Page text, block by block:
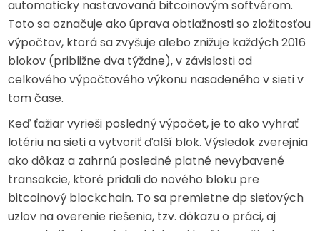
automaticky nastavovaná bitcoinovým softvérom.
Toto sa označuje ako úprava obtiažnosti so zložitosťou
výpočtov, ktorá sa zvyšuje alebo znižuje každých 2016
blokov (približne dva týždne), v závislosti od
celkového výpočtového výkonu nasadeného v sieti v
tom čase.
Keď ťažiar vyrieši posledný výpočet, je to ako vyhrať
lotériu na sieti a vytvoriť ďalší blok. Výsledok zverejnia
ako dôkaz a zahrnú posledné platné nevybavené
transakcie, ktoré pridali do nového bloku pre
bitcoinový blockchain. To sa premietne dp sieťových
uzlov na overenie riešenia, tzv. dôkazu o práci, aj